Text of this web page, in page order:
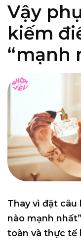
Vậy
kiếm
“mạnh
Thay vì đặt
nào mạnh
toàn và thực tế